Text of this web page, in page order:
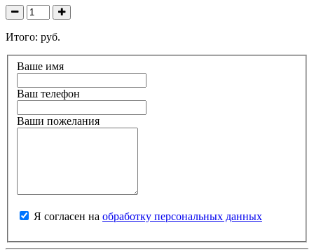
Итого: руб.
Ваше имя
Ваш телефон
Ваши пожелания
Я согласен на обработку персональных данных